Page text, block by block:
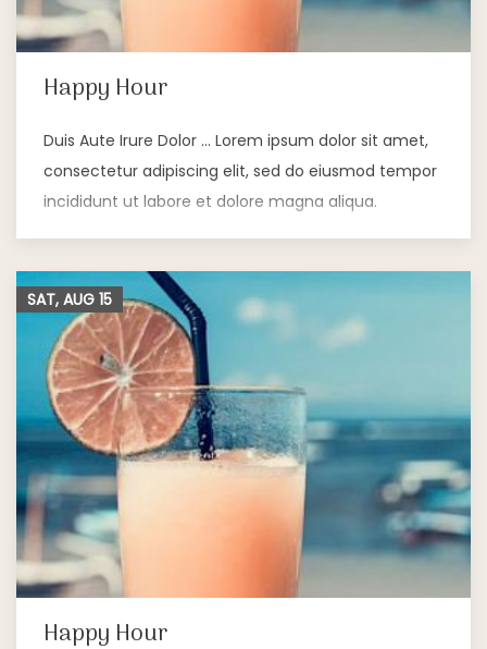
Happy Hour
Duis Aute Irure Dolor … Lorem ipsum dolor sit amet,
consectetur adipiscing elit, sed do eiusmod tempor
incididunt ut labore et dolore magna aliqua.
Happy Hour
SAT, AUG 15